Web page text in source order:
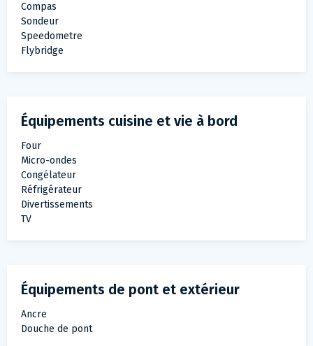
Compas
Sondeur
Speedometre
Flybridge
Équipements cuisine et vie à bord
Four
Micro-ondes
Congélateur
Réfrigérateur
Divertissements
TV
Équipements de pont et extérieur
Ancre
Douche de pont